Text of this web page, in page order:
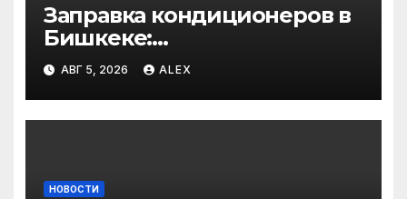
Заправка кондиционеров в
Бишкеке:
профессиональные услуги
для дома и авто
АВГ 5, 2026 ALEX
НОВОСТИ